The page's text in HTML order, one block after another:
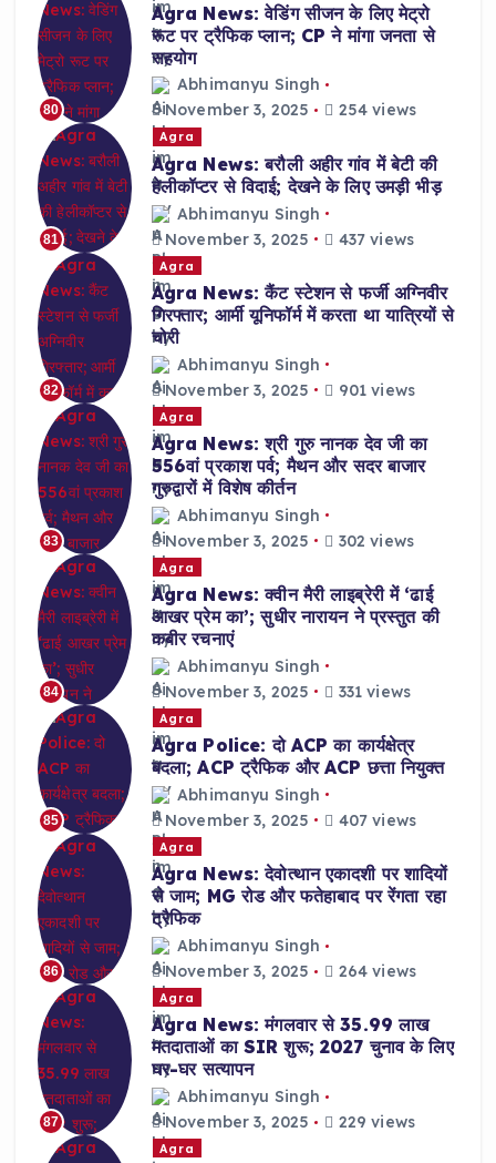
80
Agra News: वेडिंग सीजन के लिए मेट्रो
रूट पर ट्रैफिक प्लान; CP ने मांगा जनता से
सहयोग
Abhimanyu Singh
November 3, 2025
254 views
81
Agra
Agra News: बरौली अहीर गांव में बेटी की
हेलीकॉप्टर से विदाई; देखने के लिए उमड़ी भीड़
Abhimanyu Singh
November 3, 2025
437 views
82
Agra
Agra News: कैंट स्टेशन से फर्जी अग्निवीर
गिरफ्तार; आर्मी यूनिफॉर्म में करता था यात्रियों से
चोरी
Abhimanyu Singh
November 3, 2025
901 views
83
Agra
Agra News: श्री गुरु नानक देव जी का
556वां प्रकाश पर्व; मैथन और सदर बाजार
गुरुद्वारों में विशेष कीर्तन
Abhimanyu Singh
November 3, 2025
302 views
84
Agra
Agra News: क्वीन मैरी लाइब्रेरी में ‘ढाई
आखर प्रेम का’; सुधीर नारायन ने प्रस्तुत की
कबीर रचनाएं
Abhimanyu Singh
November 3, 2025
331 views
85
Agra
Agra Police: दो ACP का कार्यक्षेत्र
बदला; ACP ट्रैफिक और ACP छत्ता नियुक्त
Abhimanyu Singh
November 3, 2025
407 views
86
Agra
Agra News: देवोत्थान एकादशी पर शादियों
से जाम; MG रोड और फतेहाबाद पर रेंगता रहा
ट्रैफिक
Abhimanyu Singh
November 3, 2025
264 views
87
Agra
Agra News: मंगलवार से 35.99 लाख
मतदाताओं का SIR शुरू; 2027 चुनाव के लिए
घर-घर सत्यापन
Abhimanyu Singh
November 3, 2025
229 views
Agra